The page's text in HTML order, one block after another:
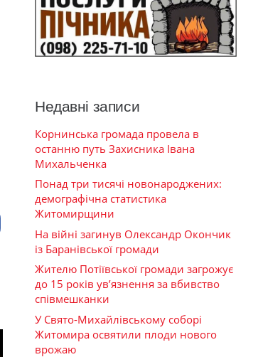
Недавні записи
Корнинська громада провела в
останню путь Захисника Івана
Михальченка
Понад три тисячі новонароджених:
демографічна статистика
Житомирщини
На війні загинув Олександр Окончик
із Баранівської громади
Жителю Потіївської громади загрожує
до 15 років ув’язнення за вбивство
співмешканки
У Свято-Михайлівському соборі
Житомира освятили плоди нового
врожаю